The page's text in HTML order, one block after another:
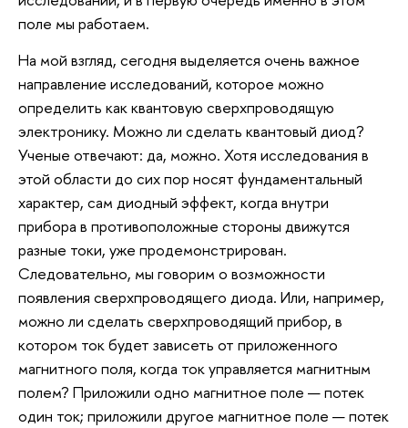
поле мы работаем.
На мой взгляд, сегодня выделяется очень важное
направление исследований, которое можно
определить как квантовую сверхпроводящую
электронику. Можно ли сделать квантовый диод?
Ученые отвечают: да, можно. Хотя исследования в
этой области до сих пор носят фундаментальный
характер, сам диодный эффект, когда внутри
прибора в противоположные стороны движутся
разные токи, уже продемонстрирован.
Следовательно, мы говорим о возможности
появления сверхпроводящего диода. Или, например,
можно ли сделать сверхпроводящий прибор, в
котором ток будет зависеть от приложенного
магнитного поля, когда ток управляется магнитным
полем? Приложили одно магнитное поле — потек
один ток; приложили другое магнитное поле — потек